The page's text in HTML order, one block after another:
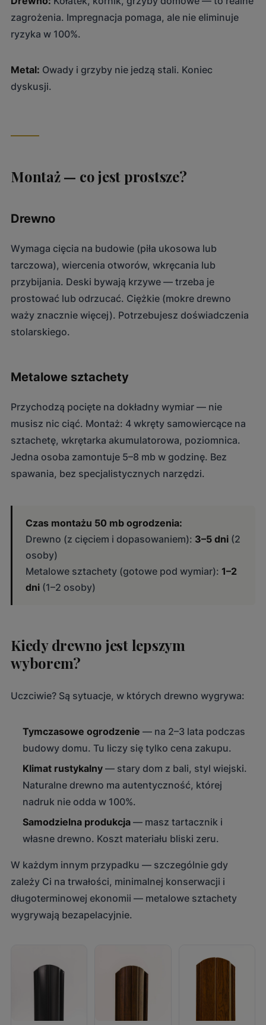
zagrożenia. Impregnacja pomaga, ale nie eliminuje
ryzyka w 100%.
Metal: Owady i grzyby nie jedzą stali. Koniec
dyskusji.
Montaż — co jest prostsze?
Drewno
Wymaga cięcia na budowie (piła ukosowa lub
tarczowa), wiercenia otworów, wkręcania lub
przybijania. Deski bywają krzywe — trzeba je
prostować lub odrzucać. Ciężkie (mokre drewno
waży znacznie więcej). Potrzebujesz doświadczenia
stolarskiego.
Metalowe sztachety
Przychodzą pocięte na dokładny wymiar — nie
musisz nic ciąć. Montaż: 4 wkręty samowiercące na
sztachetę, wkrętarka akumulatorowa, poziomnica.
Jedna osoba zamontuje 5–8 mb w godzinę. Bez
spawania, bez specjalistycznych narzędzi.
Czas montażu 50 mb ogrodzenia:
Drewno (z cięciem i dopasowaniem): 3–5 dni (2
osoby)
Metalowe sztachety (gotowe pod wymiar): 1–2
dni (1–2 osoby)
Kiedy drewno jest lepszym
wyborem?
Uczciwie? Są sytuacje, w których drewno wygrywa:
Tymczasowe ogrodzenie — na 2–3 lata podczas
budowy domu. Tu liczy się tylko cena zakupu.
Klimat rustykalny — stary dom z bali, styl wiejski.
Naturalne drewno ma autentyczność, której
nadruk nie odda w 100%.
Samodzielna produkcja — masz tartacznik i
własne drewno. Koszt materiału bliski zeru.
W każdym innym przypadku — szczególnie gdy
zależy Ci na trwałości, minimalnej konserwacji i
długoterminowej ekonomii — metalowe sztachety
wygrywają bezapelacyjnie.